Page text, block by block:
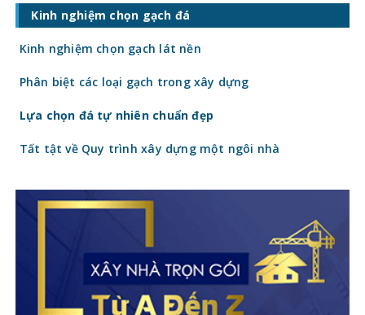
giá gạch ốp lát hiện nay còn quyết định
trực tiếp đến tổng chi phí công trình. Vậy
Kinh nghiệm chọn gạch đá
Kinh nghiệm chọn gạch lát nền
Phân biệt các loại gạch trong xây dựng
Lựa chọn đá tự nhiên chuẩn đẹp
Tất tật về Quy trình xây dựng một ngôi nhà